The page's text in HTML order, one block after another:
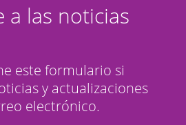
a las noticias
este formulario si
y actualizaciones
electrónico.